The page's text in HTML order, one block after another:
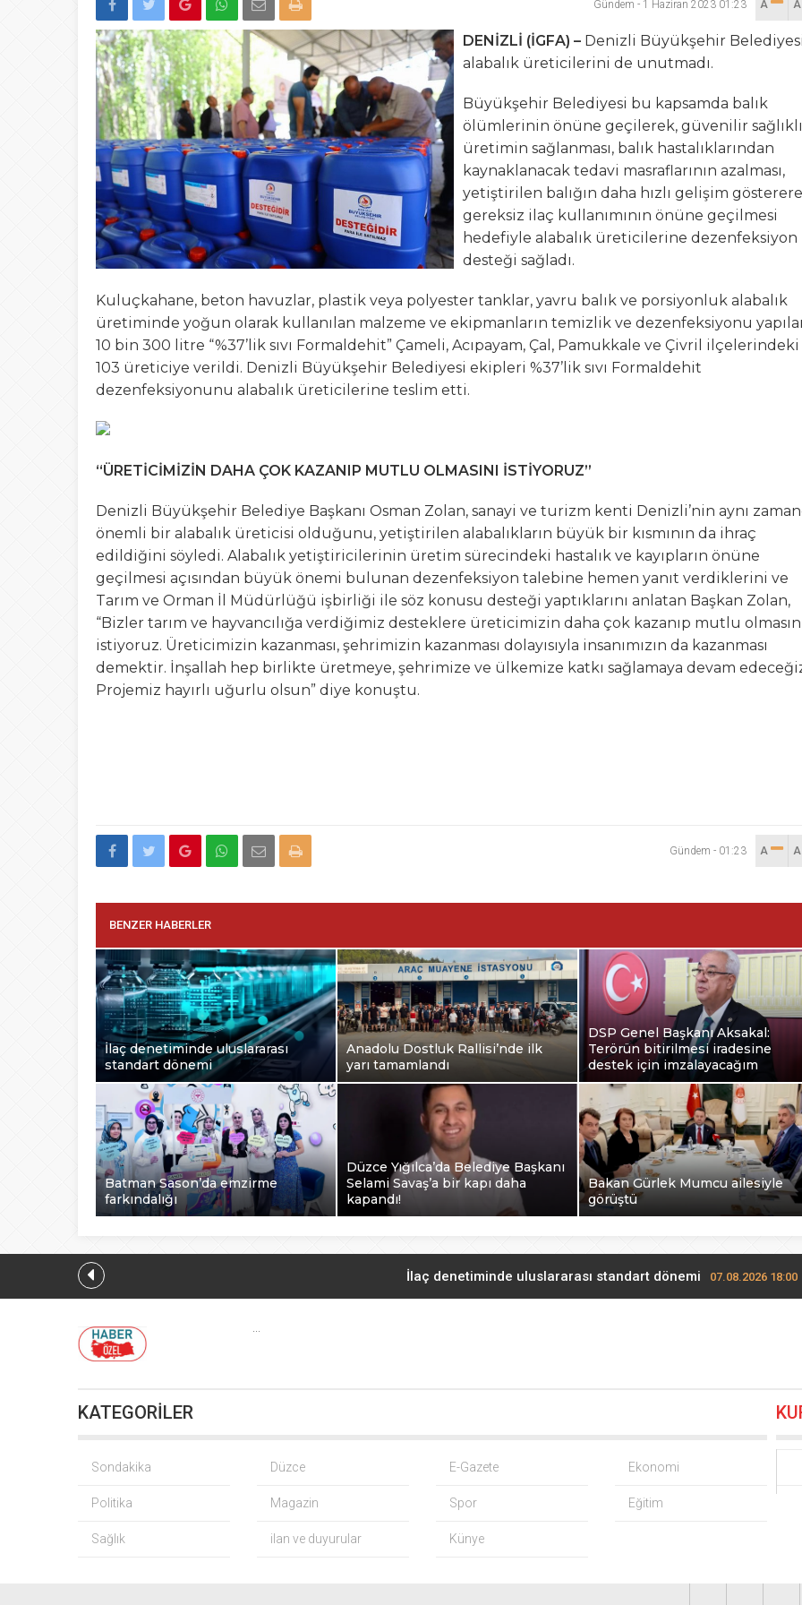
22:00 Düzce’de “Yetki Alanı” Tartışması: Belediye Başkanı Özlü’ye Yönelik Sözlere
Tepki
13:23 Şafak Engin’den “asılsız haber” açıklaması
15:02 Türk Avcıları Kütahya Valisine tepki gösterdi
00:22 Yığılca’da Patpat Kazası: 3’ü Çocuk 7 Kişi Yaralandı
23:50 Akçakoca’da boğulma paniği
Gündem - 1 Haziran 2023 01:23 A
DENİZLİ (İGFA) – Denizli Büyükşehir
alabalık üreticilerini de unutmadı.
Büyükşehir Belediyesi bu kapsamda balık
ölümlerinin önüne geçilerek, güvenilir sağlıklı
üretimin sağlanması, balık hastalıklarından
kaynaklanacak tedavi masraflarının azalması,
yetiştirilen balığın daha hızlı gelişim
gereksiz ilaç kullanımının önüne geçilmesi
hedefiyle alabalık üreticilerine dezenfeksiyon
desteği sağladı.
Kuluçkahane, beton havuzlar, plastik veya polyester tanklar, yavru balık ve porsiyonluk alabalık
üretiminde yoğun olarak kullanılan malzeme ve ekipmanların temizlik ve dezenfeksiyonu
10 bin 300 litre “%37’lik sıvı Formaldehit” Çameli, Acıpayam, Çal, Pamukkale ve Çivril ilçelerindeki
103 üreticiye verildi. Denizli Büyükşehir Belediyesi ekipleri %37’lik sıvı Formaldehit
dezenfeksiyonunu alabalık üreticilerine teslim etti.
“ÜRETİCİMİZİN DAHA ÇOK KAZANIP MUTLU OLMASINI İSTİYORUZ”
Denizli Büyükşehir Belediye Başkanı Osman Zolan, sanayi ve turizm kenti Denizli’nin aynı
önemli bir alabalık üreticisi olduğunu, yetiştirilen alabalıkların büyük bir kısmının da ihraç
edildiğini söyledi. Alabalık yetiştiricilerinin üretim sürecindeki hastalık ve kayıpların önüne
geçilmesi açısından büyük önemi bulunan dezenfeksiyon talebine hemen yanıt verdiklerini ve
Tarım ve Orman İl Müdürlüğü işbirliği ile söz konusu desteği yaptıklarını anlatan Başkan Zolan,
“Bizler tarım ve hayvancılığa verdiğimiz desteklere üreticimizin daha çok kazanıp mutlu
istiyoruz. Üreticimizin kazanması, şehrimizin kazanması dolayısıyla insanımızın da kazanması
demektir. İnşallah hep birlikte üretmeye, şehrimize ve ülkemize katkı sağlamaya devam
Projemiz hayırlı uğurlu olsun” diye konuştu.
Gündem - 01:23 A
BENZER HABERLER
İlaç denetiminde uluslararası
standart dönemi
Anadolu Dostluk Rallisi’nde ilk
yarı tamamlandı
DSP Genel Başkanı Aksakal:
Terörün bitirilmesi iradesine
destek için imzalayacağım
Batman Sason’da emzirme
farkındalığı
Düzce Yığılca’da Belediye Başkanı
Selami Savaş’a bir kapı daha
kapandı!
Bakan Gürlek Mumcu ailesiyle
görüştü
İlaç denetiminde uluslararası standart dönemi 07.08.2026 18:00
Düzce Yığılca’da Belediye Başkanı Selami Savaş’a bir kapı daha kapandı!
Bakan Gürlek Mumcu ailesiyle görüştü
Cumhurbaşkanı Erdoğan, Suudi Arabistan yolcusu
KATEGORİLER
Sondakika Düzce E-Gazete Ekonomi
Politika Magazin Spor Eğitim
Sağlık ilan ve duyurular Künye